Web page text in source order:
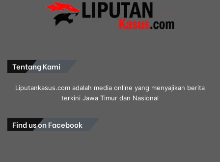
Tentang Kami
Liputankasus.com adalah media online yang menyajikan berita
terkini Jawa Timur dan Nasional
Find us on Facebook